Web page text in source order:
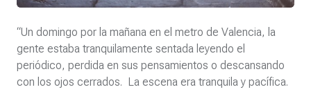
“Un domingo por la mañana en el metro de Valencia, la
gente estaba tranquilamente sentada leyendo el
periódico, perdida en sus pensamientos o descansando
con los ojos cerrados. La escena era tranquila y pacífica.